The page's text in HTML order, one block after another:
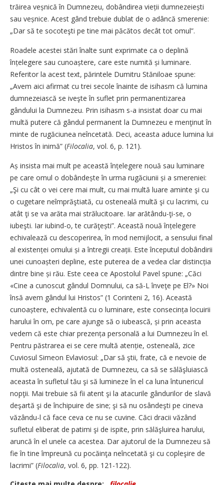
trăirea veșnică în Dumnezeu, dobândirea vieții dumnezeiești
sau veșnice. Acest gând trebuie dublat de o adâncă smerenie:
„Dar să te socoteşti pe tine mai păcătos decât tot omul”.
Roadele acestei stări înalte sunt exprimate ca o deplină
înțelegere sau cunoaștere, care este numită și luminare.
Referitor la acest text, părintele Dumitru Stăniloae spune:
„Avem aici afirmat cu trei secole înainte de isihasm că lumina
dumnezeiască se iveşte în suflet prin permanentizarea
gândului la Dumnezeu. Prin isihasm s-a insistat doar cu mai
multă putere că gândul permanent la Dumnezeu e menţinut în
minte de rugăciunea neîncetată. Deci, aceasta aduce lumina lui
Hristos în inimă” (Filocalia, vol. 6, p. 121).
Aș insista mai mult pe această înțelegere nouă sau luminare
pe care omul o dobândește în urma rugăciunii și a smereniei:
„Şi cu cât o vei cere mai mult, cu mai multă luare aminte şi cu
o cugetare neîmprăştiată, cu osteneală multă şi cu lacrimi, cu
atât ţi se va arăta mai strălucitoare. Iar arătându-ţi-se, o
iubeşti. Iar iubind-o, te curăţești”. Această nouă înțelegere
echivalează cu descoperirea, în mod nemijlocit, a sensului final
al existenței omului și a întregii creații. Este începutul dobândirii
unei cunoașteri depline, este puterea de a vedea clar distincția
dintre bine și rău. Este ceea ce Apostolul Pavel spune: „Căci
«Cine a cunoscut gândul Domnului, ca să-L înveţe pe El?» Noi
însă avem gândul lui Hristos” (1 Corinteni 2, 16). Această
cunoaștere, echivalentă cu o luminare, este consecința locuirii
harului în om, pe care ajunge să o iubească, și prin aceasta
vedem că este chiar prezența personală a lui Dumnezeu în el.
Pentru păstrarea ei se cere multă atenție, osteneală, zice
Cuviosul Simeon Evlaviosul: „Dar să ştii, frate, că e nevoie de
multă osteneală, ajutată de Dumnezeu, ca să se sălăşluiască
aceasta în sufletul tău şi să lumineze în el ca luna întunericul
nopţii. Mai trebuie să fii atent şi la atacurile gândurilor de slavă
deşartă şi de închipuire de sine; şi să nu osândeşti pe cineva
văzându-l că face ceva ce nu se cuvine. Căci dracii văzând
sufletul eliberat de patimi şi de ispite, prin sălăşluirea harului,
aruncă în el unele ca acestea. Dar ajutorul de la Dumnezeu să
fie în tine împreună cu pocăinţa neîncetată şi cu copleşire de
lacrimi” (Filocalia, vol. 6, pp. 121-122).